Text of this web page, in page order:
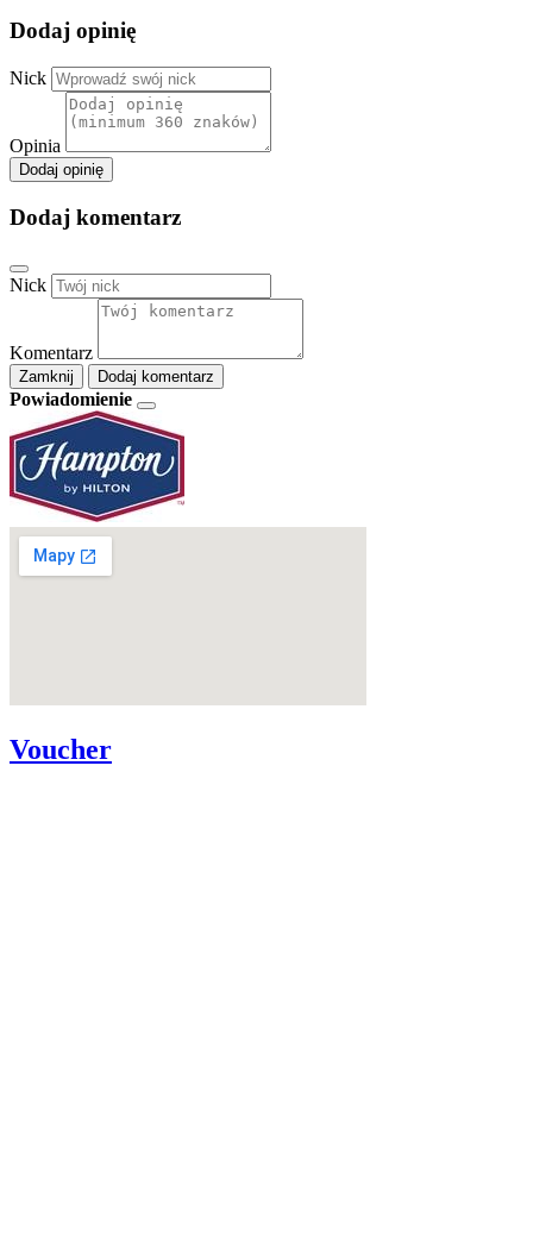
Dodaj opinię
Nick
Opinia
Dodaj opinię
Dodaj komentarz
Nick
Komentarz
Zamknij Dodaj komentarz
Powiadomienie
Voucher